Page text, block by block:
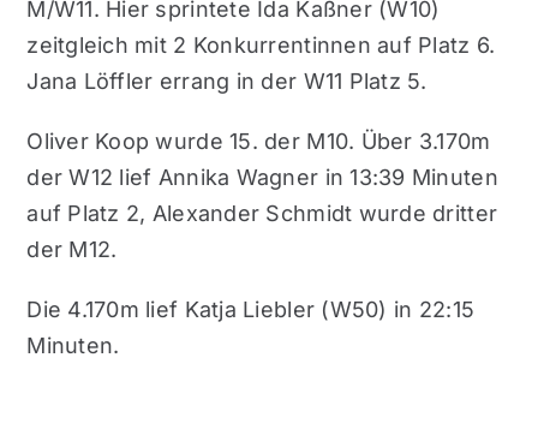
M/W11. Hier sprintete Ida Kaßner (W10)
zeitgleich mit 2 Konkurrentinnen auf Platz 6.
Jana Löffler errang in der W11 Platz 5.
Oliver Koop wurde 15. der M10. Über 3.170m
der W12 lief Annika Wagner in 13:39 Minuten
auf Platz 2, Alexander Schmidt wurde dritter
der M12.
Die 4.170m lief Katja Liebler (W50) in 22:15
Minuten.